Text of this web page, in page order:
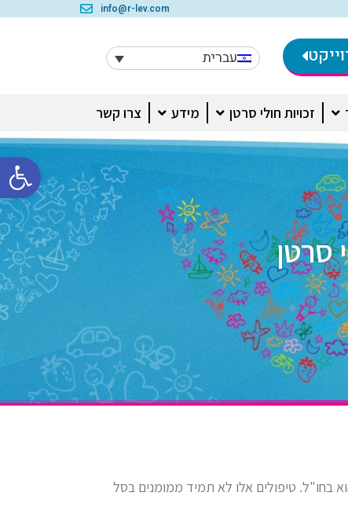
פתח
info@r-lev.com
עברית
זכויות חולי סרטן מידע צרו קשר
סרטן
בחו"ל. טיפולים אלו לא תמיד ממומנים בסל